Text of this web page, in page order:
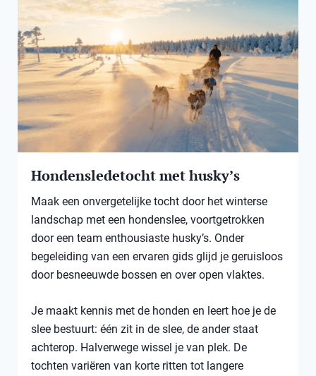
Hondensledetocht met husky’s
Maak een onvergetelijke tocht door het winterse
landschap met een hondenslee, voortgetrokken
door een team enthousiaste husky’s. Onder
begeleiding van een ervaren gids glijd je geruisloos
door besneeuwde bossen en over open vlaktes.
Je maakt kennis met de honden en leert hoe je de
slee bestuurt: één zit in de slee, de ander staat
achterop. Halverwege wissel je van plek. De
tochten variëren van korte ritten tot langere